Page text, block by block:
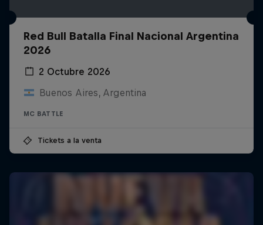
Red Bull Batalla Final Nacional Argentina
2026
2 Octubre 2026
Buenos Aires, Argentina
MC BATTLE
Tickets a la venta